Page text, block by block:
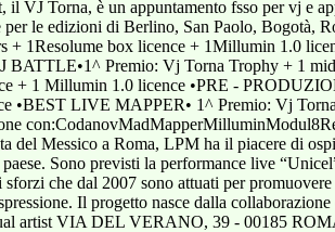
VJ Torna, è un appuntamento fsso per vj e
le edizioni di Berlino, San Paolo, Bogotà,
1Resolume box licence + 1Millumin 1.0
Premio: Vj Torna Trophy + 1
+ 1 Millumin 1.0 licence •PRE -
•BEST LIVE MAPPER• 1^ Premio: Vj
del Messico a Roma, LPM ha il piacere di
Sono previsti la performance live
che dal 2007 sono attuati per
Il progetto nasce dalla
artist VIA DEL VERANO, 39 - 00185